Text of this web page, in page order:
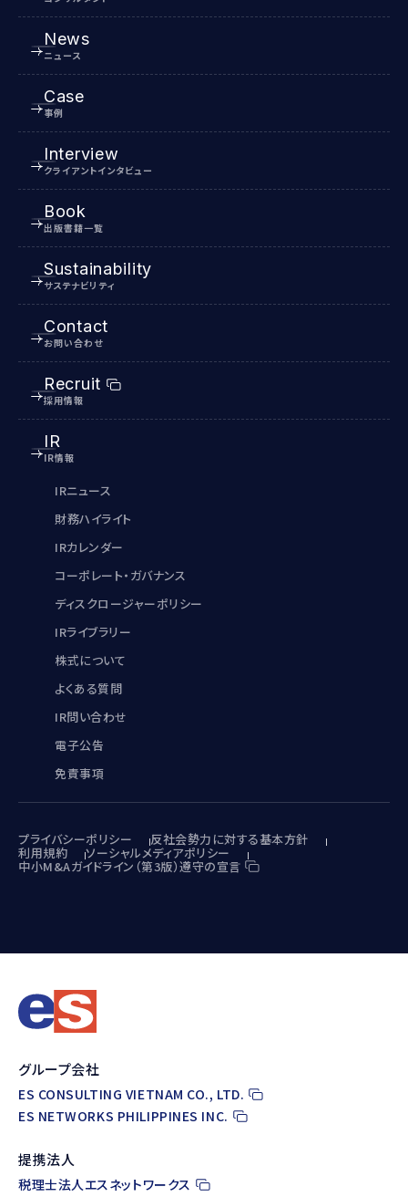
News
ニュース
Case
事例
Interview
クライアントインタビュー
Book
出版書籍一覧
Sustainability
サステナビリティ
Contact
お問い合わせ
Recruit
採用情報
プライバシーポリシー 反社会勢力に対する基本方針
利用規約 ソーシャルメディアポリシー
中小M&Aガイドライン（第3版）遵守の宣言
IR
IR情報
IRニュース
財務ハイライト
IRカレンダー
コーポレート・ガバナンス
ディスクロージャーポリシー
IRライブラリー
株式について
よくある質問
IR問い合わせ
電子公告
免責事項
グループ会社
ES CONSULTING VIETNAM CO., LTD.
ES NETWORKS PHILIPPINES INC.
提携法人
税理士法人エスネットワークス